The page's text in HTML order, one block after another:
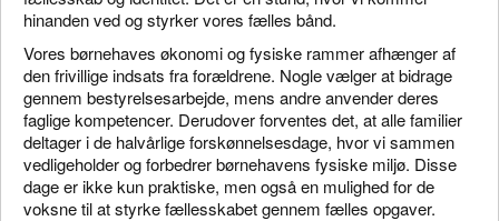
hinanden ved og styrker vores fælles bånd.
Vores børnehaves økonomi og fysiske rammer afhænger af
den frivillige indsats fra forældrene. Nogle vælger at bidrage
gennem bestyrelsesarbejde, mens andre anvender deres
faglige kompetencer. Derudover forventes det, at alle familier
deltager i de halvårlige forskønnelsesdage, hvor vi sammen
vedligeholder og forbedrer børnehavens fysiske miljø. Disse
dage er ikke kun praktiske, men også en mulighed for de
voksne til at styrke fællesskabet gennem fælles opgaver.